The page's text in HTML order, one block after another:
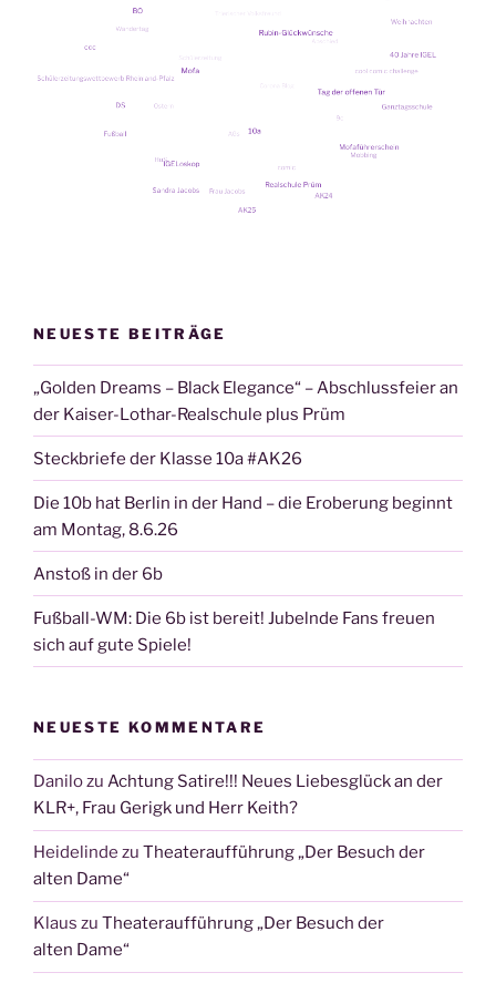
NEUESTE BEITRÄGE
„Golden Dreams – Black Elegance“ – Abschlussfeier an
der Kaiser-Lothar-Realschule plus Prüm
Steckbriefe der Klasse 10a #AK26
Die 10b hat Berlin in der Hand – die Eroberung beginnt
am Montag, 8.6.26
Anstoß in der 6b
Fußball-WM: Die 6b ist bereit! Jubelnde Fans freuen
sich auf gute Spiele!
NEUESTE KOMMENTARE
Danilozu Achtung Satire!!! Neues Liebesglück an der
KLR+, Frau Gerigk und Herr Keith?
Heidelinde zu Theateraufführung „Der Besuch der
alten Dame“
Klaus zu Theateraufführung „Der Besuch der
alten Dame“